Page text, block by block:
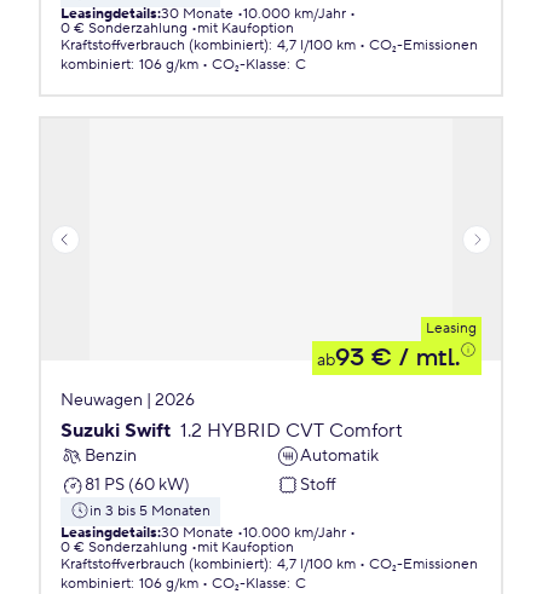
Leasingdetails:30 Monate 10.000 km/Jahr
0 € Sonderzahlung
mit Kaufoption
Kraftstoffverbrauch (kombiniert): 4,7 l/100 km
CO₂-Emissionen
kombiniert: 106 g/km CO₂-Klasse: C
Leasing
ab93 € / mtl.
Neuwagen | 2026
Suzuki Swift 1.2 HYBRID CVT Comfort
Benzin
Automatik
81 PS (60 kW)
Stoff
in 3 bis 5 Monaten
Leasingdetails:30 Monate 10.000 km/Jahr
0 € Sonderzahlung
mit Kaufoption
Kraftstoffverbrauch (kombiniert): 4,7 l/100 km
CO₂-Emissionen
kombiniert: 106 g/km CO₂-Klasse: C